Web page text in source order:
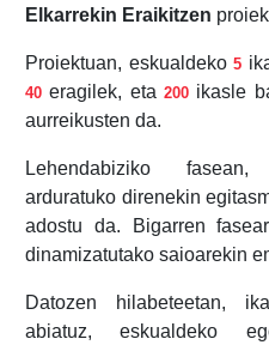
Elkarrekin Eraikitzen
Proiektuan, eskualdeko5
40eragilek, eta200 ikasle
aurreikusten da.
Lehendabiziko
arduratuko direnekin
adostu da. Bigarren
dinamizatutako saioarekin
Datozen hilabeteetan,
abiatuz, eskualdeko